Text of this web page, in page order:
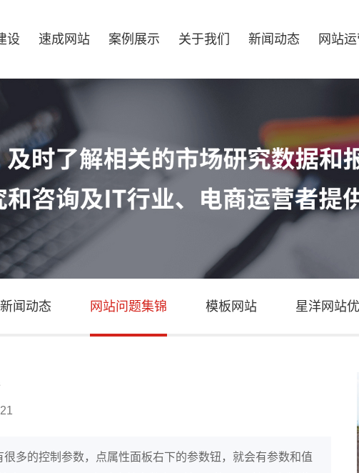
设 速成网站 案例展示 关于我们 新闻动态 网站
新闻动态 网站问题集锦 模板网站 星洋网站
多的控制参数，点属性面板右下的参数钮，就会有参数和值